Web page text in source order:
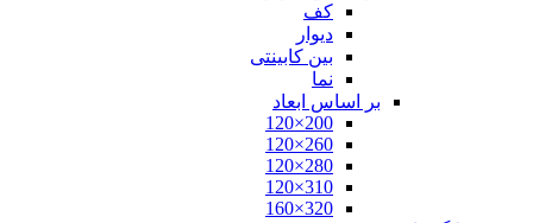
کف
دیوار
بین کابینتی
نما
بر اساس ابعاد
200×120
260×120
280×120
310×120
320×160